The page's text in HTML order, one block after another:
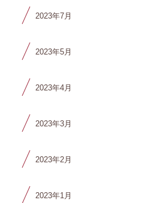
2023年7月
2023年5月
2023年4月
2023年3月
2023年2月
2023年1月